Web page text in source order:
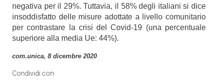
negativa per il 29%. Tuttavia, il 58% degli italiani si dice
insoddisfatto delle misure adottate a livello comunitario
per contrastare la crisi del Covid-19 (una percentuale
superiore alla media Ue: 44%).
com.unica, 8 dicembre 2020
Condividi con